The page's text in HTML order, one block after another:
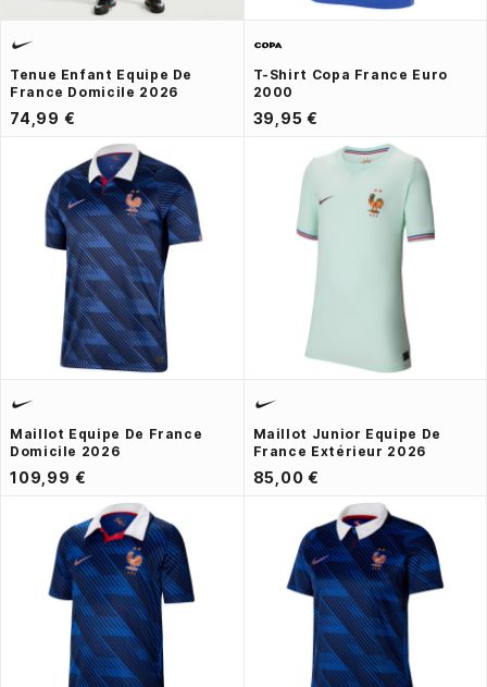
Tenue Enfant Equipe De
France Domicile 2026
74,99 €
T-Shirt Copa France Euro
2000
39,95 €
Maillot Equipe De France
Domicile 2026
109,99 €
Maillot Junior Equipe De
France Extérieur 2026
85,00 €